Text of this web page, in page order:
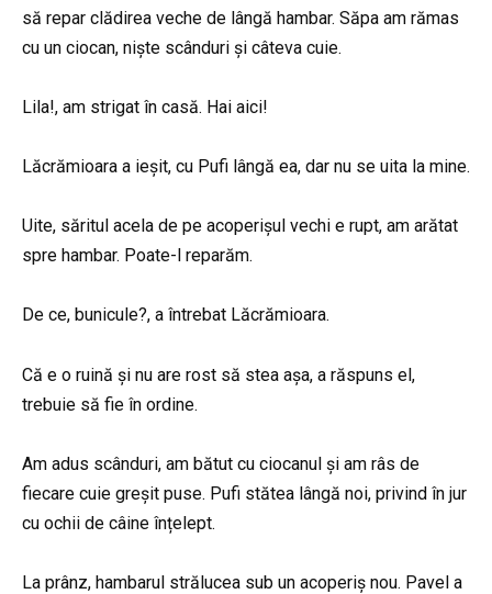
să repar clădirea veche de lângă hambar. Săpa am rămas
cu un ciocan, niște scânduri și câteva cuie.
Lila!, am strigat în casă. Hai aici!
Lăcrămioara a ieșit, cu Pufi lângă ea, dar nu se uita la mine.
Uite, săritul acela de pe acoperișul vechi e rupt, am arătat
spre hambar. Poate-l reparăm.
De ce, bunicule?, a întrebat Lăcrămioara.
Că e o ruină și nu are rost să stea așa, a răspuns el,
trebuie să fie în ordine.
Am adus scânduri, am bătut cu ciocanul și am râs de
fiecare cuie greșit puse. Pufi stătea lângă noi, privind în jur
cu ochii de câine înțelept.
La prânz, hambarul strălucea sub un acoperiș nou. Pavel a